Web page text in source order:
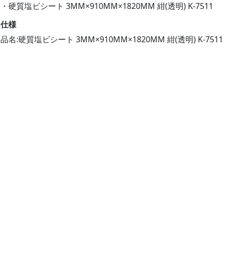
・硬質塩ビシート 3MM×910MM×1820MM 紺(透明) K-7511
仕様
品名:硬質塩ビシート 3MM×910MM×1820MM 紺(透明) K-7511